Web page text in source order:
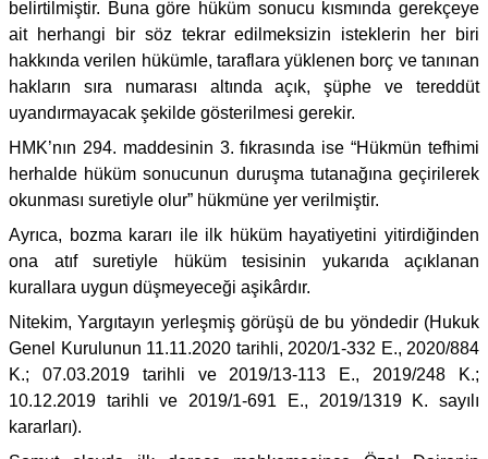
belirtilmiştir. Buna göre hüküm sonucu kısmında gerekçeye
ait herhangi bir söz tekrar edilmeksizin isteklerin her biri
hakkında verilen hükümle, taraflara yüklenen borç ve tanınan
hakların sıra numarası altında açık, şüphe ve tereddüt
uyandırmayacak şekilde gösterilmesi gerekir.
HMK’nın 294. maddesinin 3. fıkrasında ise “Hükmün tefhimi
herhalde hüküm sonucunun duruşma tutanağına geçirilerek
okunması suretiyle olur” hükmüne yer verilmiştir.
Ayrıca, bozma kararı ile ilk hüküm hayatiyetini yitirdiğinden
ona atıf suretiyle hüküm tesisinin yukarıda açıklanan
kurallara uygun düşmeyeceği aşikârdır.
Nitekim, Yargıtayın yerleşmiş görüşü de bu yöndedir (Hukuk
Genel Kurulunun 11.11.2020 tarihli, 2020/1-332 E., 2020/884
K.; 07.03.2019 tarihli ve 2019/13-113 E., 2019/248 K.;
10.12.2019 tarihli ve 2019/1-691 E., 2019/1319 K. sayılı
kararları).